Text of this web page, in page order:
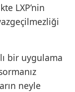
LXP’nin
bir uygulama
neyle